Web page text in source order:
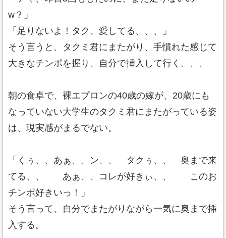
w？」
「足りないよ！タク、愛してる、、、」
そう言うと、タクミ君にまたがり、手慣れた感じて
大きなチンポを握り、自分で挿入して行く、、、
朝の食卓で、裸エプロンの40歳の嫁が、20歳にも
なっていない大学生のタクミ君にまたがっている姿
は、現実感がまるでない。
「くぅ、、あぁ、、ン、、 タクぅ、、 奥まで来
てる、、 あぁ、、コレが好きぃ、、 このお
チンポ好きいっ！」
そう言って、自分でまたがりながら一気に奥まで挿
入する。